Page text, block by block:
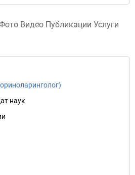
Видео Публикации Услуги
наук